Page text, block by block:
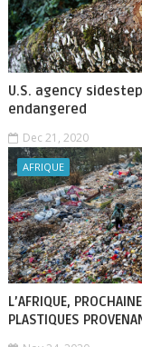
U.S. agency
endangered
Dec 21, 2020
AFRIQUE
L’AFRIQUE,
PLASTIQUES